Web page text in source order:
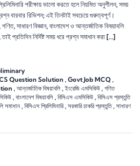
পরীক্ষায় ভালো করতে হলে নিয়মিত অনুশীলন, সময়
বারবার রিভিশন; এই তিনটাই সবচেয়ে গুরুত্বপূর্ণ।
সাধারণ বিজ্ঞান, বাংলাদেশ ও আন্তর্জাতিক বিষয়াবলি
প্রতিদিন নির্দিষ্ট সময় ধরে প্রশ্ন সমাধান করা […]
Question Solution , Govt Job MCQ ,
, আন্তর্জাতিক বিষয়াবলি , ইংরেজি এমসিকিউ , গণিত
, বাংলাদেশ বিষয়াবলি , বিসিএস এমসিকিউ , বিসিএস প্রস্তুতি
সমাধান , বিসিএস প্রিলিমিনারি , সরকারি চাকরি প্রস্তুতি, সাধারণ